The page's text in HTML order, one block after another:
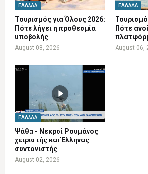
ΕΛΛΆΔΑ
Τουρισμός για Όλους 2026:
Πότε λήγει η προθεσμία
υποβολής
August 08, 2026
ΕΛΛΆΔΑ
Πότε
August 06,
ΕΛΛΆΔΑ
Ψάθα - Νεκροί Ρουμάνος
χειριστής και Έλληνας
συντονιστής
August 02, 2026